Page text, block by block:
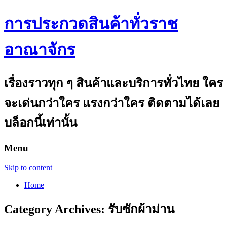
การประกวดสินค้าทั่วราช
อาณาจักร
เรื่องราวทุก ๆ สินค้าและบริการทั่วไทย ใคร
จะเด่นกว่าใคร แรงกว่าใคร ติดตามได้เลย
บล็อกนี้เท่านั้น
Menu
Skip to content
Home
Category Archives: รับซักผ้าม่าน